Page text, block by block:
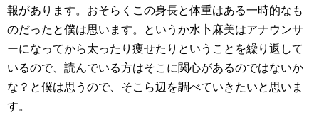
報があります。おそらくこの身長と体重はある一時的なも
のだったと僕は思います。というか水卜麻美はアナウンサ
ーになってから太ったり痩せたりということを繰り返して
いるので、読んでいる方はそこに関心があるのではないか
な？と僕は思うので、そこら辺を調べていきたいと思いま
す。